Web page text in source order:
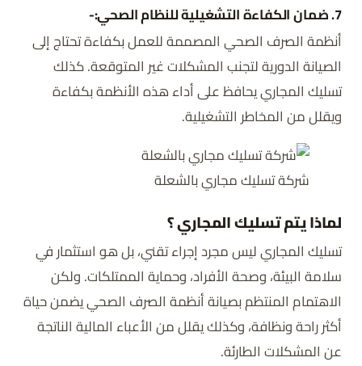
7. ضمان الكفاءة التشغيلية للنظام الصحي:-
أنظمة الصرف الصحي المصممة للعمل بكفاءة تحتاج إلى
الصيانة الدورية لتجنب المشكلات غير المتوقعة. كذلك
تسليك المجاري يحافظ على أداء هذه الأنظمة بكفاءة
ويقلل من المخاطر التشغيلية.
شركة تسليك مجاري بالشعلة
لماذا يتم تسليك المجاري ؟
تسليك المجاري ليس مجرد إجراء تقني، بل هو استثمار في
سلامة البيئة، وصحة الأفراد، وحماية الممتلكات. ولكن
الاهتمام المنتظم بصيانة أنظمة الصرف الصحي يضمن حياة
أكثر راحة ونظافة، وكذلك يقلل من الأعباء المالية الناتجة
عن المشكلات الطارئة.